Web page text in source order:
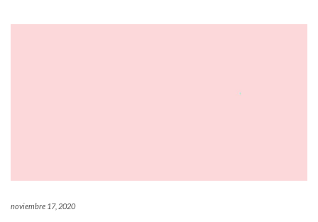
noviembre 17, 2020